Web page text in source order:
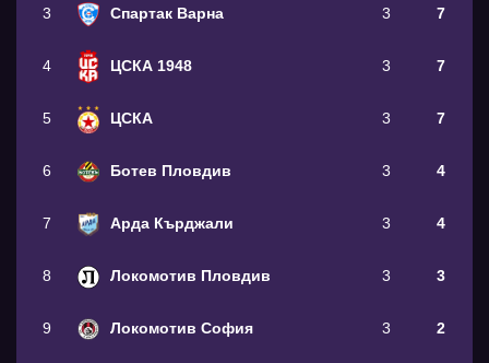
3 Спартак Варна 3 7
4 ЦСКА 1948 3 7
5 ЦСКА 3 7
6 Ботев Пловдив 3 4
7 Арда Кърджали 3 4
8 Локомотив Пловдив 3 3
9 Локомотив София 3 2